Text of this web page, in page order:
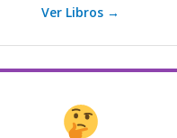
Ver Libros →